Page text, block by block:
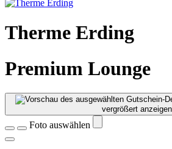
Therme Erding
Premium Lounge
vergrößert anzeigen
Foto auswählen